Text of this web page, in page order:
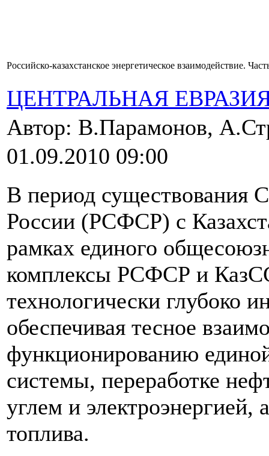
Российско-казахстанское энергетическое взаимодействие.
ЦЕНТРАЛЬНАЯ
Автор: В.Парамонов,
01.09.2010 09:00
В период существования
России (РСФСР) с
рамках единого
комплексы РСФСР и
технологически глубоко
обеспечивая тесное
функционированию
системы, переработке
углем и электроэнергией,
топлива.